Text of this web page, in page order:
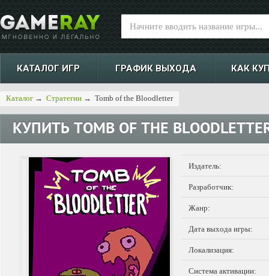
КАТАЛОГ ИГР ГРАФИК ВЫХОДА КАК
Каталог → Стратегии → Tomb of the Bloodletter
КУПИТЬ TOMB OF THE
Издатель:
Разработчик:
Жанр:
Дата выхода игры:
Локализация:
Система активации: